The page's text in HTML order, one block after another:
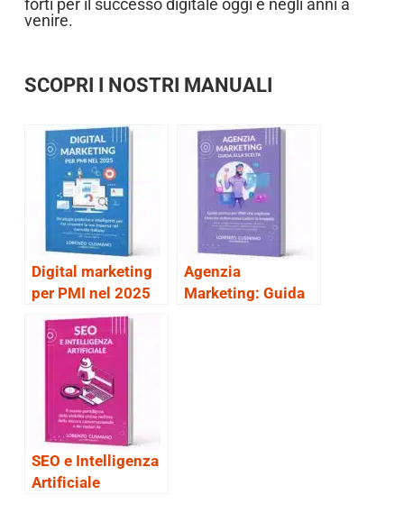
forti per il successo digitale oggi e negli anni a
venire.
SCOPRI I NOSTRI MANUALI
Digital marketing
per PMI nel 2025
Agenzia
Marketing: Guida
SEO e Intelligenza
Artificiale